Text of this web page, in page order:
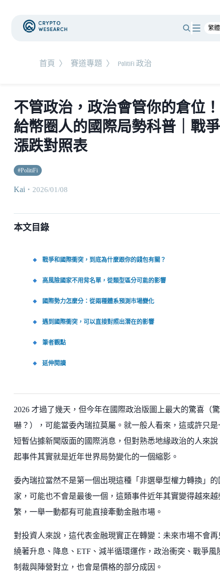
首頁 〉 賽道專題 〉 PolitiFi 政治
不管政治，政治會管你的倉位！
給幣圈人的國際局勢科普｜戰爭
漲跌對照表
#PolitiFi
Kai ・ 2026/01/08
本文目錄
戰爭和國際衝突，到底為什麼跟你的錢包有關？
高風險國家不用背名單，從類型區分可能的影響
國際勢力怎麼分：從兩種體系預測市場變化
遇到國際衝突，可以直接對照出潛在的影響
筆者觀點
延伸閱讀
2026 才過了幾天，但今年在國際政治版圖上最大的驚喜（驚
嚇？），可能當委內瑞拉莫屬。就一般人看來，這或許只是
短暫佔據新聞版面的國際消息，但對熟悉地緣政治的人來說
起事件其實就是近年世界局勢變化的一個縮影。
委內瑞拉當然不是第一個出現這種「非選舉型權力轉換」的
家，可能也不會是最後一個，這類事件近年其實變得越來越
繁，一舉一動都有可能直接牽動金融市場。
對投資人來說，這代表金融現實正在轉變：未來市場不會再
繞著升息、降息、ETF、減半循環運作，政治衝突、戰爭風
制裁與陣營對立，也會是價格的部分成因。